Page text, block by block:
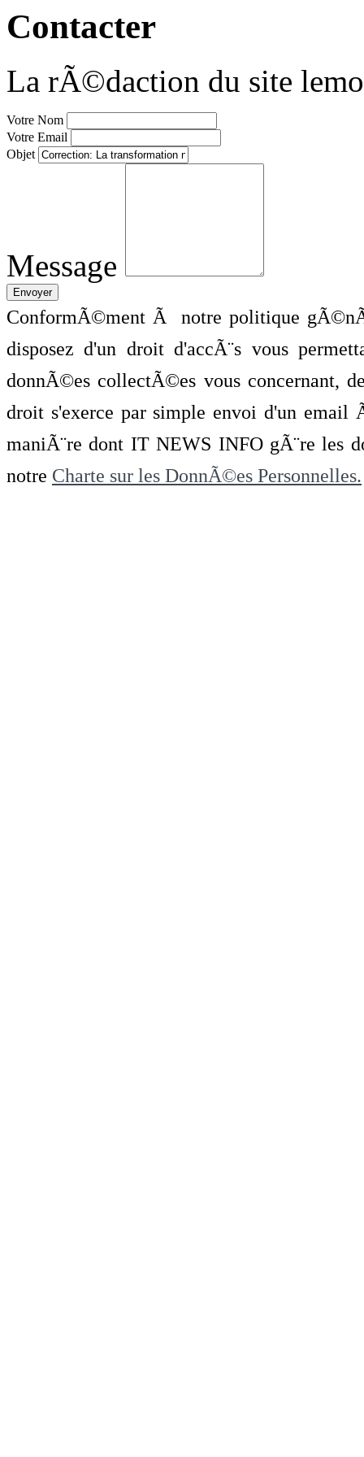
Contacter
La rÃ©daction du site
Votre Nom
Votre Email
Objet
Message
ConformÃ©ment Ã notre politique
disposez d'un droit d'accÃ¨s vous
donnÃ©es collectÃ©es vous concernant,
droit s'exerce par simple envoi d'un
maniÃ¨re dont IT NEWS INFO gÃ¨re les
notre Charte sur les DonnÃ©es Personnelles.